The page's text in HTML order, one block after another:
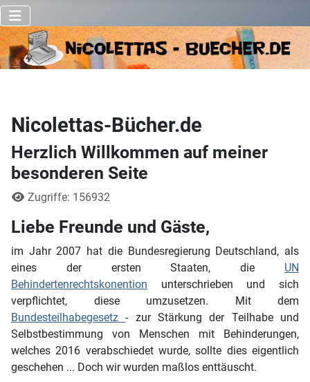
Nicolettas-Bücher.de
Herzlich Willkommen auf meiner
besonderen Seite
DetailsZugriffe: 156932
Liebe Freunde und Gäste,
im Jahr 2007 hat die Bundesregierung Deutschland, als
eines der ersten Staaten, die UN
Behindertenrechtskonention unterschrieben und sich
verpflichtet, diese umzusetzen. Mit dem
Bundesteilhabegesetz- zur Stärkung der Teilhabe und
Selbstbestimmung von Menschen mit Behinderungen,
welches 2016 verabschiedet wurde, sollte dies eigentlich
geschehen ... Doch wir wurden maßlos enttäuscht.